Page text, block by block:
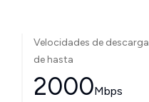
Velocidades de descarga
de hasta
2000Mbps